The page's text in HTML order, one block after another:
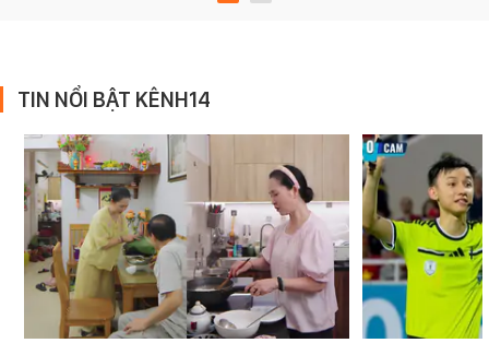
TIN NỔI BẬT KÊNH14